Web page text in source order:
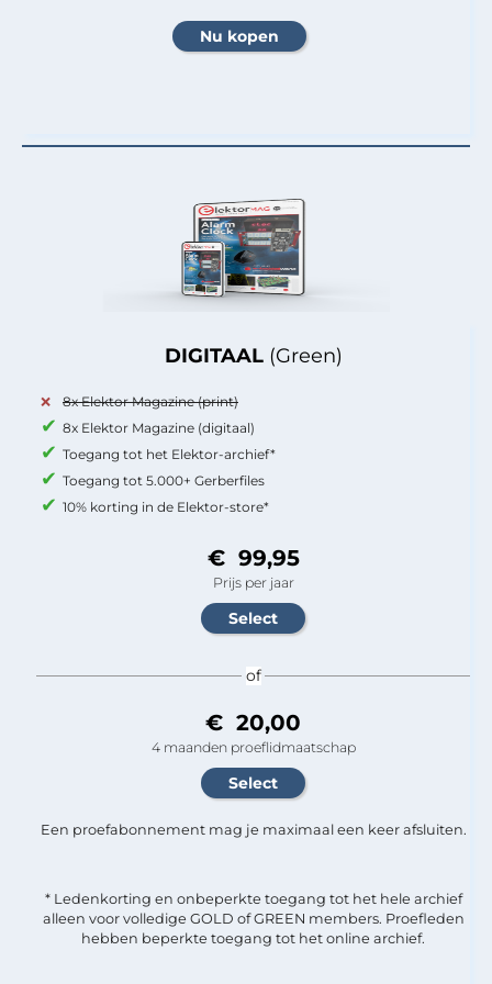
DIGITAAL (Green)
8x Elektor Magazine (print)
8x Elektor Magazine (digitaal)
Toegang tot het Elektor-archief*
Toegang tot 5.000+ Gerberfiles
10% korting in de Elektor-store*
€ 99,95
Prijs per jaar
of
€ 20,00
4 maanden proeflidmaatschap
Een proefabonnement mag je maximaal een keer afsluiten.
* Ledenkorting en onbeperkte toegang tot het hele archief
alleen voor volledige GOLD of GREEN members. Proefleden
hebben beperkte toegang tot het online archief.